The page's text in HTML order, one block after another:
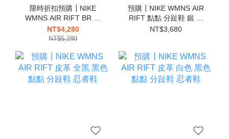
限時折扣預購┃NIKE
WMNS AIR RIFT BR 芭
蕾 花邊 分趾 忍者鞋 全黑
NT$4,280
NT$5,280
預購┃NIKE WMNS AIR
RIFT 點點 分趾鞋 銀 黑
忍者鞋
NT$3,680